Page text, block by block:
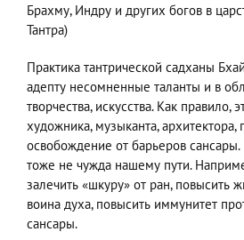
Брахму, Индру и других богов в
Тантра)
Практика тантрической садханы
адепту несомненные таланты и в
творчества, искусства. Как правило,
художника, музыканта, архитектора,
освобождение от барьеров
тоже не чужда нашему пути.
залечить «шкуру» от ран, повысить
воина духа, повысить иммунитет
сансары.